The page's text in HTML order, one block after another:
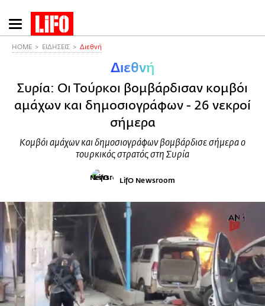
Παράκαμψη
προς
HOME ΕΙΔΗΣΕΙΣ Διεθνή
Διεθνή
Συρία: Oι Τούρκοι βομβάρδισαν κομβόι
αμάχων και δημοσιογράφων - 26 νεκροί
σήμερα
Κομβόι αμάχων και δημοσιογράφων βομβάρδισε σήμερα ο
τουρκικός στρατός στη Συρία
LifO Newsroom